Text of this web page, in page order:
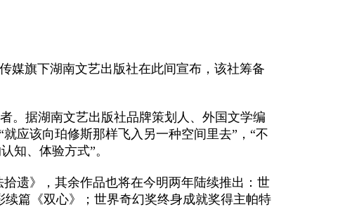
媒旗下湖南文艺出版社在此间宣布，该社筹备
。据湖南文艺出版社品牌策划人、外国文学编
应该向珀修斯那样飞入另一种空间里去”，“不
知、体验方式”。
遗》，其余作品也将在今明两年陆续推出：世
篇《双心》；世界奇幻奖终身成就奖得主帕特